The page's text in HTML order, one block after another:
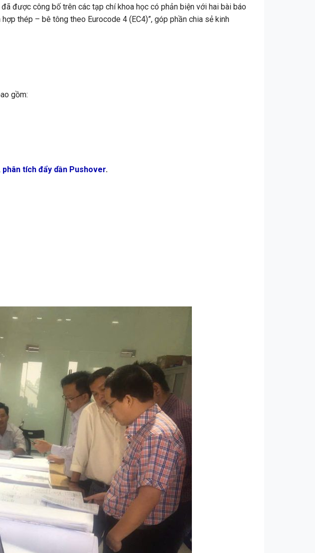
được công bố trên các tạp chí khoa học có phản biện với hai bài báo
thép – bê tông theo Eurocode 4 (EC4)”, góp phần chia sẻ kinh
gồm:
phân tích đẩy dần Pushover.